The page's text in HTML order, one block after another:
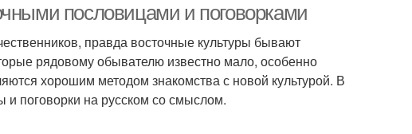
пословицами и поговорками
правда восточные культуры бывают
рядовому обывателю известно мало, особенно
хорошим методом знакомства с новой культурой. В
поговорки на русском со смыслом.